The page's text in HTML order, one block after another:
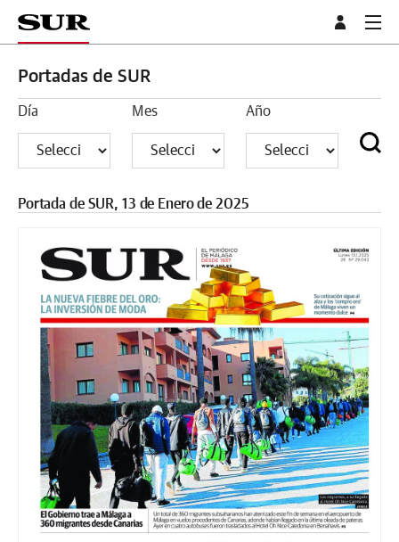
Portadas de SUR
Día Mes Año
Portada de SUR, 13 de Enero de 2025